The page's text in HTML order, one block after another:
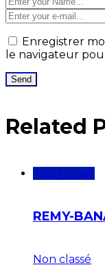
Enregistrer
le navigateur
Related
Add to cart
REMY-
Non classé